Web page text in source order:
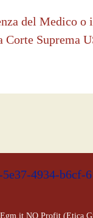
del Medico
Corte Suprema
NO Profit (Etica